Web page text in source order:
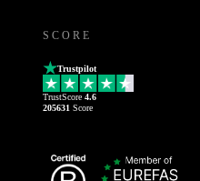
SCORE
Trustpilot
TrustScore 4.6
205631 Score